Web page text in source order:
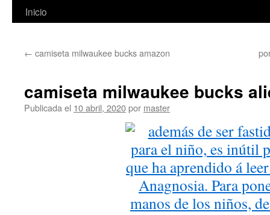
Saltar
contenido
Inicio
← camiseta milwaukee bucks amazon
camiseta milwaukee bucks
Publicada el 10 abril, 2020por master